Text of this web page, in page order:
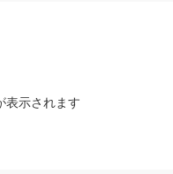
表示されます